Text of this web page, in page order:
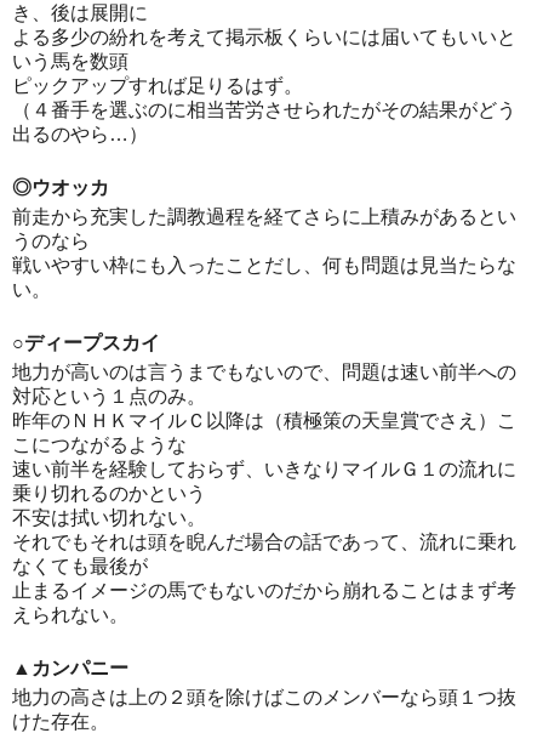
き、後は展開に
よる多少の紛れを考えて掲示板くらいには届いてもいいと
いう馬を数頭
ピックアップすれば足りるはず。
（４番手を選ぶのに相当苦労させられたがその結果がどう
出るのやら…）
◎ウオッカ
前走から充実した調教過程を経てさらに上積みがあるとい
うのなら
戦いやすい枠にも入ったことだし、何も問題は見当たらな
い。
○ディープスカイ
地力が高いのは言うまでもないので、問題は速い前半への
対応という１点のみ。
昨年のＮＨＫマイルＣ以降は（積極策の天皇賞でさえ）こ
こにつながるような
速い前半を経験しておらず、いきなりマイルＧ１の流れに
乗り切れるのかという
不安は拭い切れない。
それでもそれは頭を睨んだ場合の話であって、流れに乗れ
なくても最後が
止まるイメージの馬でもないのだから崩れることはまず考
えられない。
▲カンパニー
地力の高さは上の２頭を除けばこのメンバーなら頭１つ抜
けた存在。